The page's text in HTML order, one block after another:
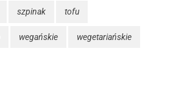
szpinak tofu
wegańskie wegetariańskie